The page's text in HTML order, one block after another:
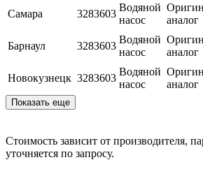
Самара 3283603
Водяной
насос
аналог
Барнаул 3283603
Водяной
насос
аналог
Новокузнецк 3283603
Водяной
насос
аналог
Показать еще
Стоимость зависит от производителя,
уточняется по запросу.